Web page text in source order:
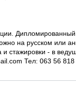
на русском или
стажировки - в
Тел: 063 56 818